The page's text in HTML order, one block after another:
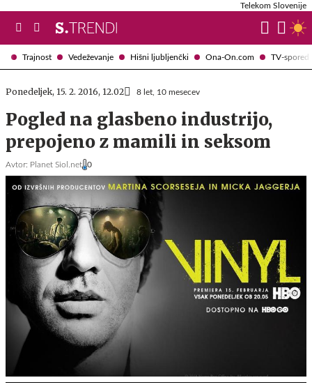
Trajnost Vedeževanje Hišni ljubljenčki Ona-On.com TV-spored
Telekom Slovenije
Ponedeljek, 15. 2. 2016, 12.02 8 let, 10 mesecev
Pogled na glasbeno industrijo,
prepojeno z mamili in seksom
Avtor: Planet Siol.net 0